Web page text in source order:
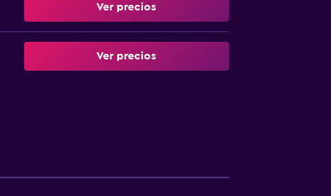
Ver precios
Ver precios